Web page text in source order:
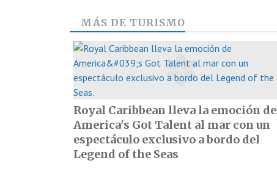
MÁS DE TURISMO
Royal Caribbean lleva la emoción de
America's Got Talent al mar con un
espectáculo exclusivo a bordo del
Legend of the Seas